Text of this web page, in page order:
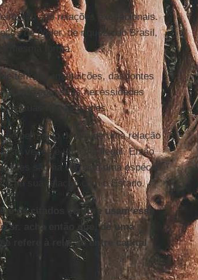
não são relações excepcionais.
de poder, de riqueza do Brasil,
mesma forma.
têm das instituições, das fontes
acordo com suas necessidades
de suas necessidades.
é permitido dentro de uma relação
às vezes é uma via ilegal. Então
Eles são na verdade uma espécie
na sua relação com o Estado.
e os citados sempre usam esse
sr. acha então que, de uma
refere à relação entre capital